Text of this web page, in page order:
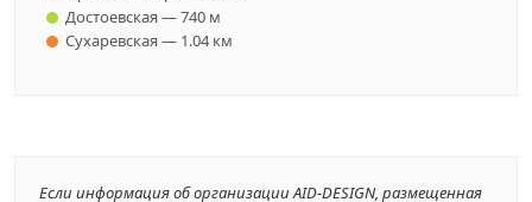
Достоевская — 740 м
Сухаревская — 1.04 км
Если информация об организации AID-DESIGN, размещенная